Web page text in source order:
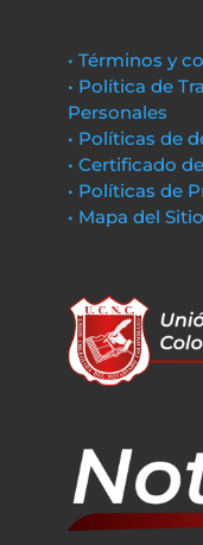
• Términos y
• Política de
Personales
• Políticas de
• Certificado
• Políticas de
• Mapa del Sitio